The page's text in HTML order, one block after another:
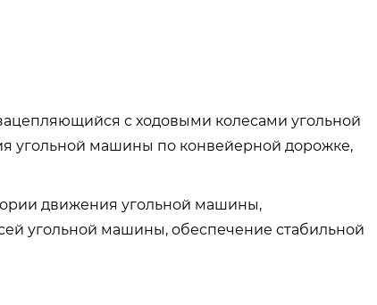
с ходовыми колесами угольной
угольной машины по конвейерной дорожке,
движения угольной машины,
угольной машины, обеспечение стабильной